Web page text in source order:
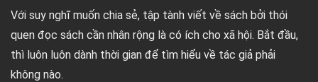
Với suy nghĩ muốn chia sẻ, tập tành viết về sách bởi thói
quen đọc sách cần nhân rộng là có ích cho xã hội. Bắt đầu,
thì luôn luôn dành thời gian để tìm hiểu về tác giả phải
không nào.